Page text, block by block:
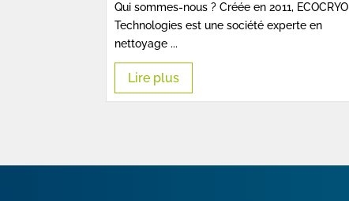
Qui sommes-nous ? Créée en 2011, ECOCRYO
Technologies est une société experte en
nettoyage ...
Lire plus